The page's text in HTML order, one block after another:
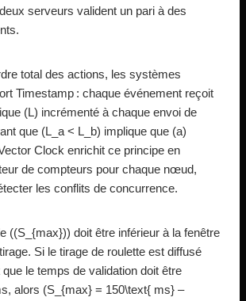
serveurs valident un pari à des
total des actions, les systèmes
Timestamp : chaque événement reçoit
(L) incrémenté à chaque envoi de
que (L_a < L_b) implique que (a)
Clock enrichit ce principe en
de compteurs pour chaque nœud,
les conflits de concurrence.
((S_{max})) doit être inférieur à la fenêtre
Si le tirage de roulette est diffusé
le temps de validation doit être
alors (S_{max} = 150\text{ ms} –